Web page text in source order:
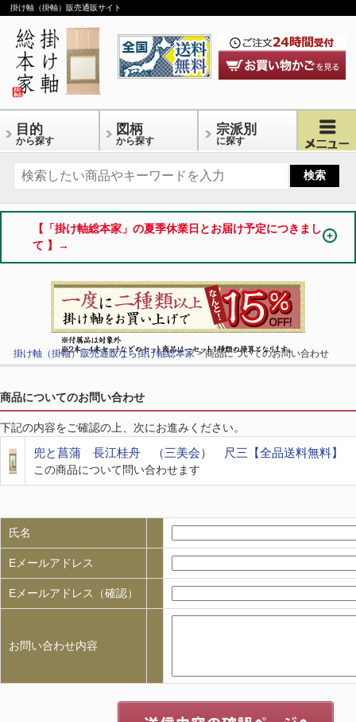
掛け軸（掛軸）販売通販サイト
目的
から探す
図柄
から探す
宗派別
に探す
【「掛け軸総本家」の夏季休業日とお届け予定につきまし
て 】→
掛け軸（掛軸）販売通販なら掛け軸総本家> 商品についてのお問い合わせ
商品についてのお問い合わせ
下記の内容をご確認の上、次にお進みください。
兜と菖蒲 長江桂舟 （三美会） 尺三【全品送料無料】
この商品について問い合わせます
氏名
Eメールアドレス
Eメールアドレス（確認）
お問い合わせ内容